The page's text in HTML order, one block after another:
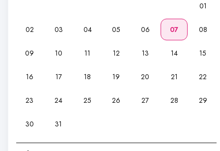
01
02 03 04 05 06 07 08
09 10 11 12 13 14 15
16 17 18 19 20 21 22
23 24 25 26 27 28 29
30 31